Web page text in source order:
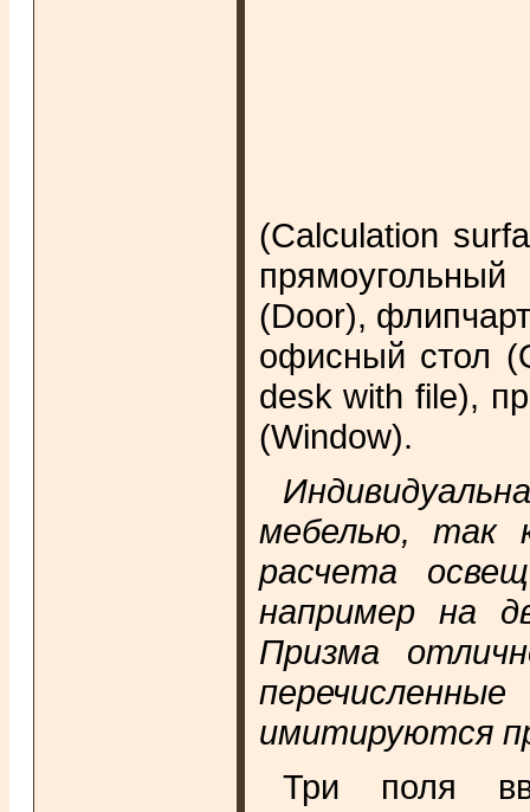
(Calculation
(Door),
офисный стол
desk with file),
(Window).
мебелью, так
расчета
например на
Призма
имитируются
Три поля